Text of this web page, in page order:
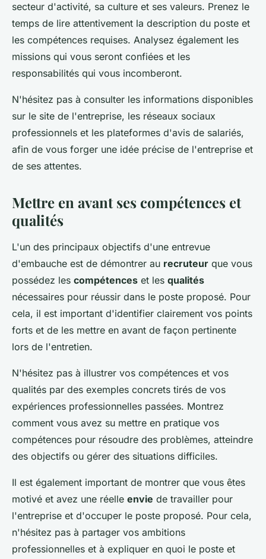
secteur d'activité, sa culture et ses valeurs. Prenez le
temps de lire attentivement la description du poste et
les compétences requises. Analysez également les
missions qui vous seront confiées et les
responsabilités qui vous incomberont.
N'hésitez pas à consulter les informations disponibles
sur le site de l'entreprise, les réseaux sociaux
professionnels et les plateformes d'avis de salariés,
afin de vous forger une idée précise de l'entreprise et
de ses attentes.
Mettre en avant ses compétences et
qualités
L'un des principaux objectifs d'une entrevue
d'embauche est de démontrer au recruteur que vous
possédez les compétences et les qualités
nécessaires pour réussir dans le poste proposé. Pour
cela, il est important d'identifier clairement vos points
forts et de les mettre en avant de façon pertinente
lors de l'entretien.
N'hésitez pas à illustrer vos compétences et vos
qualités par des exemples concrets tirés de vos
expériences professionnelles passées. Montrez
comment vous avez su mettre en pratique vos
compétences pour résoudre des problèmes, atteindre
des objectifs ou gérer des situations difficiles.
Il est également important de montrer que vous êtes
motivé et avez une réelle envie de travailler pour
l'entreprise et d'occuper le poste proposé. Pour cela,
n'hésitez pas à partager vos ambitions
professionnelles et à expliquer en quoi le poste et